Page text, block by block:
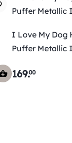
I Love My Dog
Puffer Metallic
169.00